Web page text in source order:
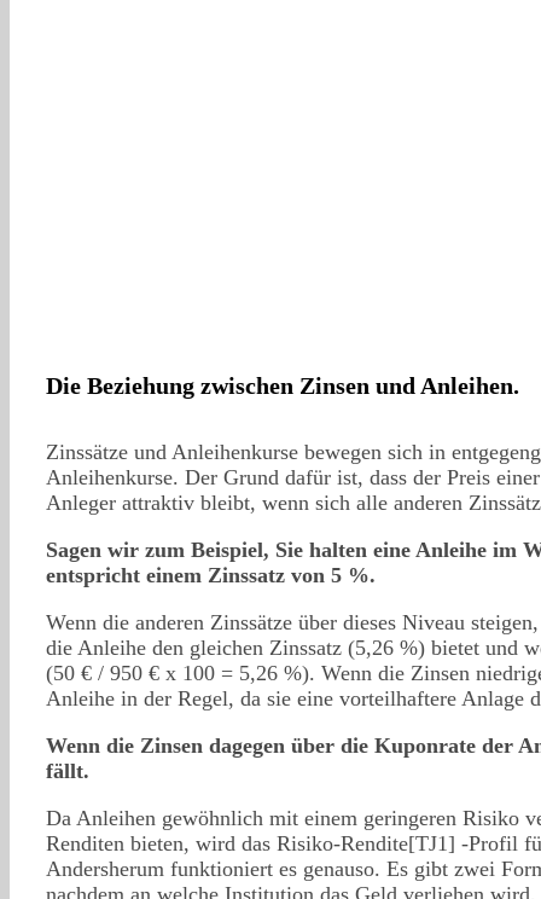
Die Beziehung zwischen Zinsen und Anleihen.
Zinssätze und Anleihenkurse bewegen sich in
Anleihenkurse. Der Grund dafür ist, dass der Preis
Anleger attraktiv bleibt, wenn sich alle anderen
Sagen wir zum Beispiel, Sie halten eine Anleihe im
entspricht einem Zinssatz von 5 %.
Wenn die anderen Zinssätze über dieses Niveau
die Anleihe den gleichen Zinssatz (5,26 %) bietet und
(50 € / 950 € x 100 = 5,26 %). Wenn die Zinsen
Anleihe in der Regel, da sie eine vorteilhaftere Anlage
Wenn die Zinsen dagegen über die Kuponrate der
fällt.
Da Anleihen gewöhnlich mit einem geringeren Risiko
Renditen bieten, wird das Risiko-Rendite[TJ1] -Profil
Andersherum funktioniert es genauso. Es gibt zwei
nachdem an welche Institution das Geld verliehen